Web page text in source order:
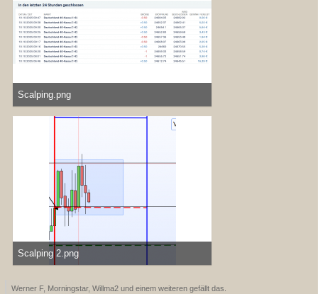
Scalping.png
67,38 kB, 1.234×392, 382 mal angesehen
Scalping 2.png
7,38 kB, 413×485, 184 mal angesehen
Werner F, Morningstar, Willma2 und einem weiteren gefällt das.